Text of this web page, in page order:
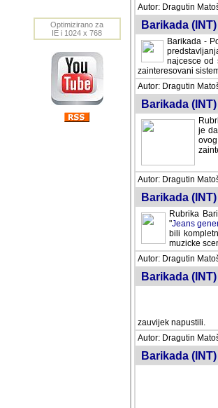
Optimizirano za
IE i 1024 x 768
Autor: Dragutin
Barikada
Barikada -
najcesce od
zainteresovani
Autor: Dragutin
Barikada
je
Autor: Dragutin
Barikada
Rubrika
"Jeans
bili
muzicke
Autor: Dragutin
Barikada
zauvijek napustili.
Autor: Dragutin
Barikada